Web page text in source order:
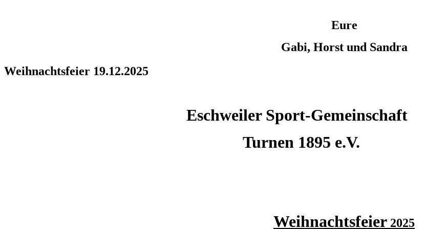
Eure
Gabi, Horst und Sandra
Weihnachtsfeier 19.12.2025
Eschweiler Sport-Gemeinschaft
Turnen 1895 e.V.
Weihnachtsfeier 2025